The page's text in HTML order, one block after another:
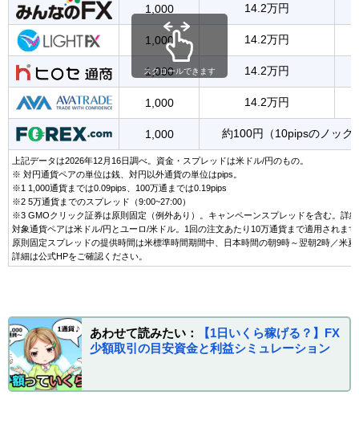
1,000 14.2万円
1,000 14.2万円
1,000 14.2万円
1,000 14.2万円
1,000 約100円（10pipsのノック
上記データは2026年12月16日調べ。資金・スプレッドは米ドル/円のもの。
※ 対円通貨ペアの単位は銭、対円以外通貨の単位はpips。
※1 1,000通貨までは0.09pips、100万通までは0.19pips
※2 5万通貨までのスプレッド（9:00~27:00）
※3 GMOクリック証券は原則固定（例外あり）。キャンペーンスプレッドを含む。詳
対象通貨ペアは米ドル/円とユーロ/米ドル。1回の注文あたり10万通貨まで適用されます
原則固定スプレッドの提供時間は米標準時間期間中、日本時間の朝9時～翌朝2時／米
詳細は公式HPをご確認ください。
スクロールできます
あわせて読みたい：
【1日いくら稼げる？】FX
少額取引の目安資金と利益シミュレーション